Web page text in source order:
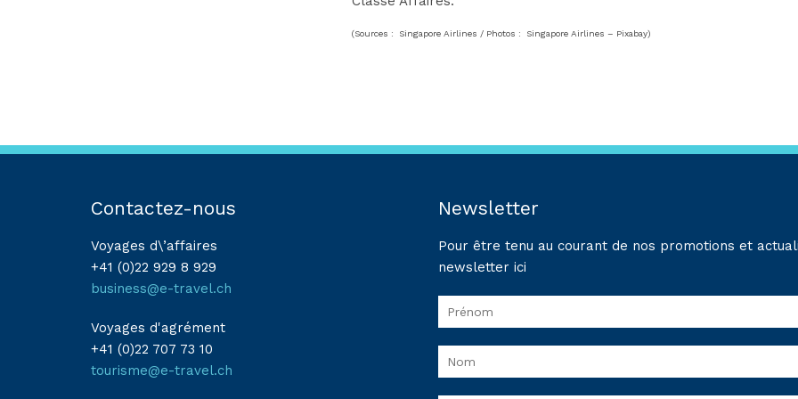
(Sources : Singapore Airlines / Photos : Singapore Airlines – Pixabay)
Contactez-nous
Voyages d\’affaires
+41 (0)22 929 8 929
business@e-travel.ch
Voyages d'agrément
+41 (0)22 707 73 10
tourisme@e-travel.ch
Newsletter
Pour être tenu au courant de nos promotions et
newsletter ici